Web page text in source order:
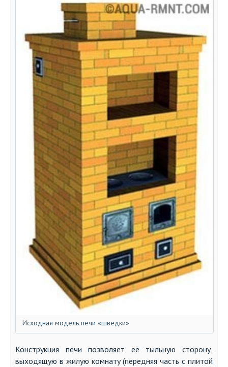
Исходная модель печи «шведки»
Конструкция печи позволяет её тыльную сторону,
выходящую в жилую комнату (передняя часть с плитой